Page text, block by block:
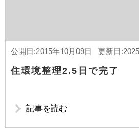
公開日:2015年10月09日 更新日
住環境整理2.5日で完了
記事を読む